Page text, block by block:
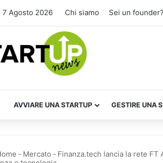
7 Agosto 2026 Chi siamo Sei un founder?
AVVIARE UNA STARTUP GESTIRE UNA
- Mercato - Finanza.tech lancia la rete